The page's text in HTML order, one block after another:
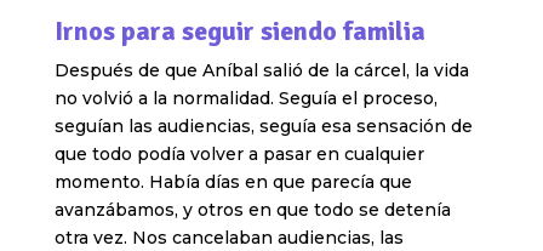
Irnos para seguir siendo familia
Después de que Aníbal salió de la cárcel, la vida
no volvió a la normalidad. Seguía el proceso,
seguían las audiencias, seguía esa sensación de
que todo podía volver a pasar en cualquier
momento. Había días en que parecía que
avanzábamos, y otros en que todo se detenía
otra vez. Nos cancelaban audiencias, las